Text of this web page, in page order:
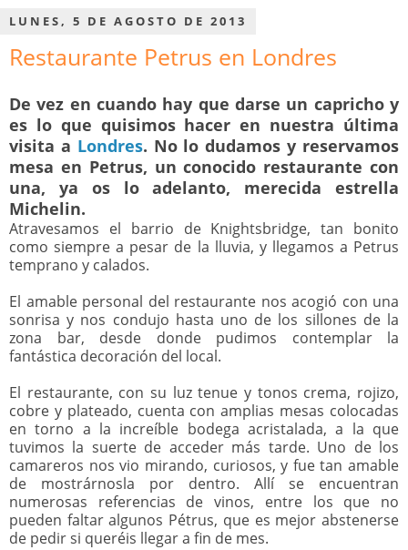
LUNES, 5 DE AGOSTO DE 2013
Restaurante Petrus en Londres
De vez en cuando hay que darse un capricho y
es lo que quisimos hacer en nuestra última
visita a Londres. No lo dudamos y reservamos
mesa en Petrus, un conocido restaurante con
una, ya os lo adelanto, merecida estrella
Michelin.
Atravesamos el barrio de Knightsbridge, tan bonito
como siempre a pesar de la lluvia, y llegamos a Petrus
temprano y calados.
El amable personal del restaurante nos acogió con una
sonrisa y nos condujo hasta uno de los sillones de la
zona bar, desde donde pudimos contemplar la
fantástica decoración del local.
El restaurante, con su luz tenue y tonos crema, rojizo,
cobre y plateado, cuenta con amplias mesas colocadas
en torno a la increíble bodega acristalada, a la que
tuvimos la suerte de acceder más tarde. Uno de los
camareros nos vio mirando, curiosos, y fue tan amable
de mostrárnosla por dentro. Allí se encuentran
numerosas referencias de vinos, entre los que no
pueden faltar algunos Pétrus, que es mejor abstenerse
de pedir si queréis llegar a fin de mes.